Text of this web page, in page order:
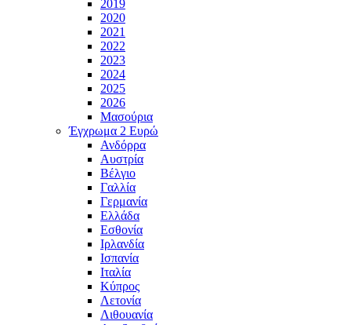
2019
2020
2021
2022
2023
2024
2025
2026
Μασούρια
Έγχρωμα 2 Ευρώ
Ανδόρρα
Αυστρία
Βέλγιο
Γαλλία
Γερμανία
Ελλάδα
Εσθονία
Ιρλανδία
Ισπανία
Ιταλία
Κύπρος
Λετονία
Λιθουανία